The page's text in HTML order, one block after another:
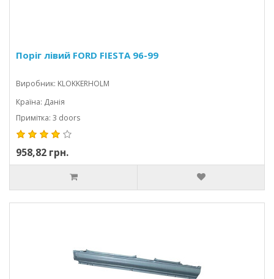
Поріг лівий FORD FIESTA 96-99
Виробник: KLOKKERHOLM
Країна: Данія
Примітка: 3 doors
958,82 грн.